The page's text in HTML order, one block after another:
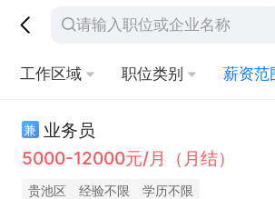
工作区域 职位类别 薪资范
兼 业务员
5000-12000元/月（月结）
贵池区 经验不限 学历不限